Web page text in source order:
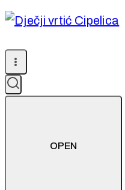
OPEN